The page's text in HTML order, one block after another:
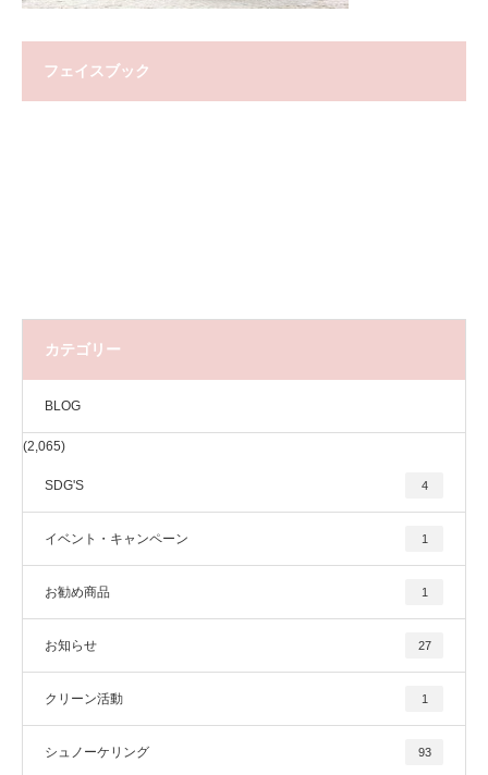
フェイスブック
カテゴリー
BLOG
(2,065)
SDG'S 4
イベント・キャンペーン 1
お勧め商品 1
お知らせ 27
クリーン活動 1
シュノーケリング 93